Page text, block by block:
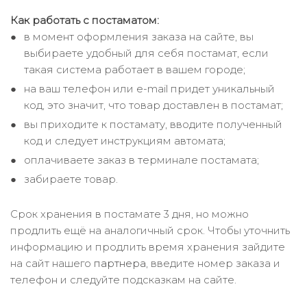
Как работать с постаматом:
в момент оформления заказа на сайте, вы
выбираете удобный для себя постамат, если
такая система работает в вашем городе;
на ваш телефон или e-mail придет уникальный
код, это значит, что товар доставлен в постамат;
вы приходите к постамату, вводите полученный
код и следует инструкциям автомата;
оплачиваете заказ в терминале постамата;
забираете товар.
Срок хранения в постамате 3 дня, но можно
продлить ещё на аналогичный срок. Чтобы уточнить
информацию и продлить время хранения зайдите
на сайт нашего партнера, введите номер заказа и
телефон и следуйте подсказкам на сайте.